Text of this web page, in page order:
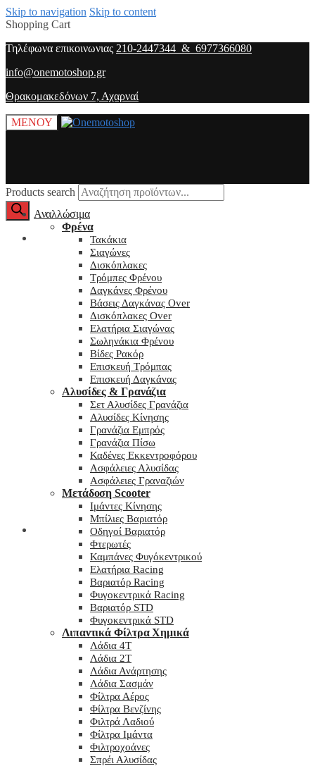
Skip to navigation Skip to content
Shopping Cart
Τηλέφωνα επικοινωνιας 210-2447344 & 6977366080
info@onemotoshop.gr
Θρακομακεδόνων 7, Αχαρναί
ΜΕΝΟΥ
Products search
O λογαριασμός μου
My wishlist
Αναλλώσιμα
Φρένα
Τακάκια
Σιαγώνες
Δισκόπλακες
Τρόμπες Φρένου
Δαγκάνες Φρένου
Βάσεις Δαγκάνας Over
Δισκόπλακες Over
Ελατήρια Σιαγώνας
Σωληνάκια Φρένου
Βίδες Ρακόρ
Επισκευή Τρόμπας
Επισκευή Δαγκάνας
Αλυσίδες & Γρανάζια
Σετ Αλυσίδες Γρανάζια
Αλυσίδες Κίνησης
Γρανάζια Εμπρός
Γρανάζια Πίσω
Καδένες Εκκεντροφόρου
Ασφάλειες Αλυσίδας
Ασφάλειες Γραναζιών
Μετάδοση Scooter
Ιμάντες Κίνησης
Μπίλιες Βαριατόρ
Οδηγοί Βαριατόρ
Φτερωτές
Καμπάνες Φυγόκεντρικού
Ελατήρια Racing
Βαριατόρ Racing
Φυγοκεντρικά Racing
Βαριατόρ STD
Φυγοκεντρικά STD
Λιπαντικά Φίλτρα Χημικά
Λάδια 4T
Λάδια 2T
Λάδια Ανάρτησης
Λάδια Σασμάν
Φίλτρα Αέρος
Φίλτρα Βενζίνης
Φιλτρά Λαδιού
Φίλτρα Ιμάντα
Φιλτροχοάνες
Σπρέι Αλυσίδας